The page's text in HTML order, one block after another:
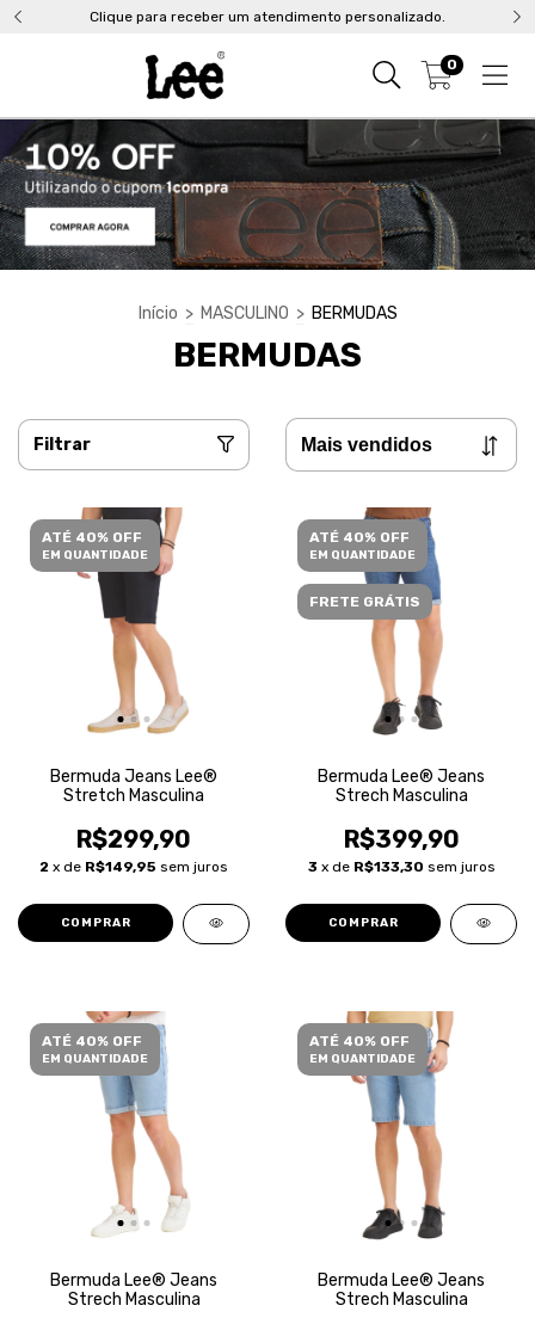
Clique para receber um atendimento personalizado.
0
Início > MASCULINO > BERMUDAS
BERMUDAS
Filtrar
ATÉ 40% OFF
EM QUANTIDADE
Bermuda Jeans Lee®
Stretch Masculina
R$299,90
2 x de R$149,95 sem juros
COMPRAR
ATÉ 40% OFF
EM QUANTIDADE
FRETE GRÁTIS
Bermuda Lee® Jeans
Strech Masculina
R$399,90
3 x de R$133,30 sem juros
COMPRAR
ATÉ 40% OFF
EM QUANTIDADE
Bermuda Lee® Jeans
Strech Masculina
ATÉ 40% OFF
EM QUANTIDADE
Bermuda Lee® Jeans
Strech Masculina